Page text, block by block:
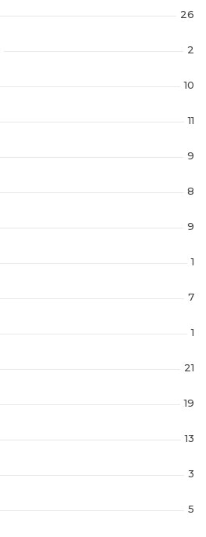
26
2
10
11
9
8
9
1
7
1
21
19
13
3
5